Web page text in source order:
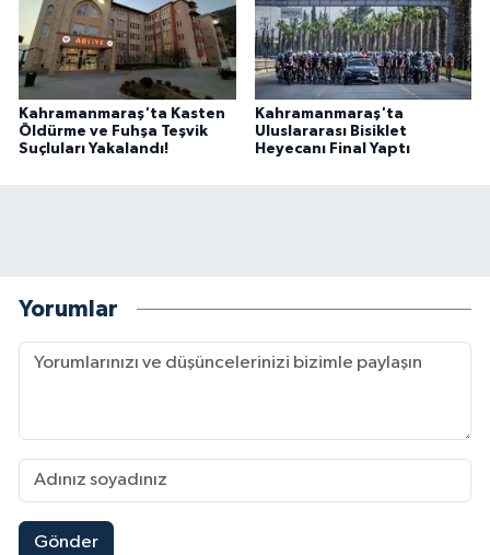
Kahramanmaraş'ta Kasten
Öldürme ve Fuhşa Teşvik
Suçluları Yakalandı!
Kahramanmaraş'ta
Uluslararası Bisiklet
Heyecanı Final Yaptı
Yorumlar
Gönder
17:19 |Kahramanmaraşlı İşçi Adana'daki Tünel